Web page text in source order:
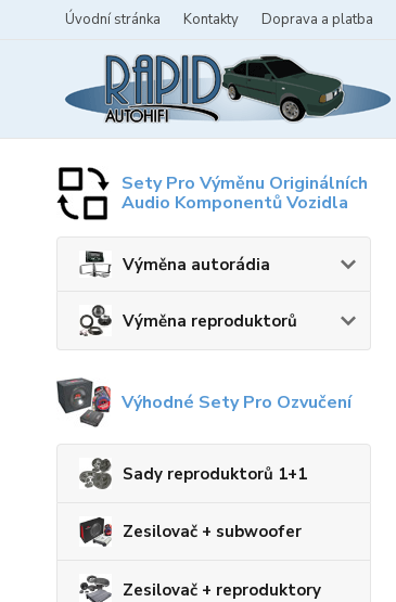
Úvodní stránka Kontakty Doprava a platba
Sety Pro Výměnu Originálních
Audio Komponentů Vozidla
Výměna autorádia
Výměna reproduktorů
Výhodné Sety Pro Ozvučení
Sady reproduktorů 1+1
Zesilovač + subwoofer
Zesilovač + reproduktory